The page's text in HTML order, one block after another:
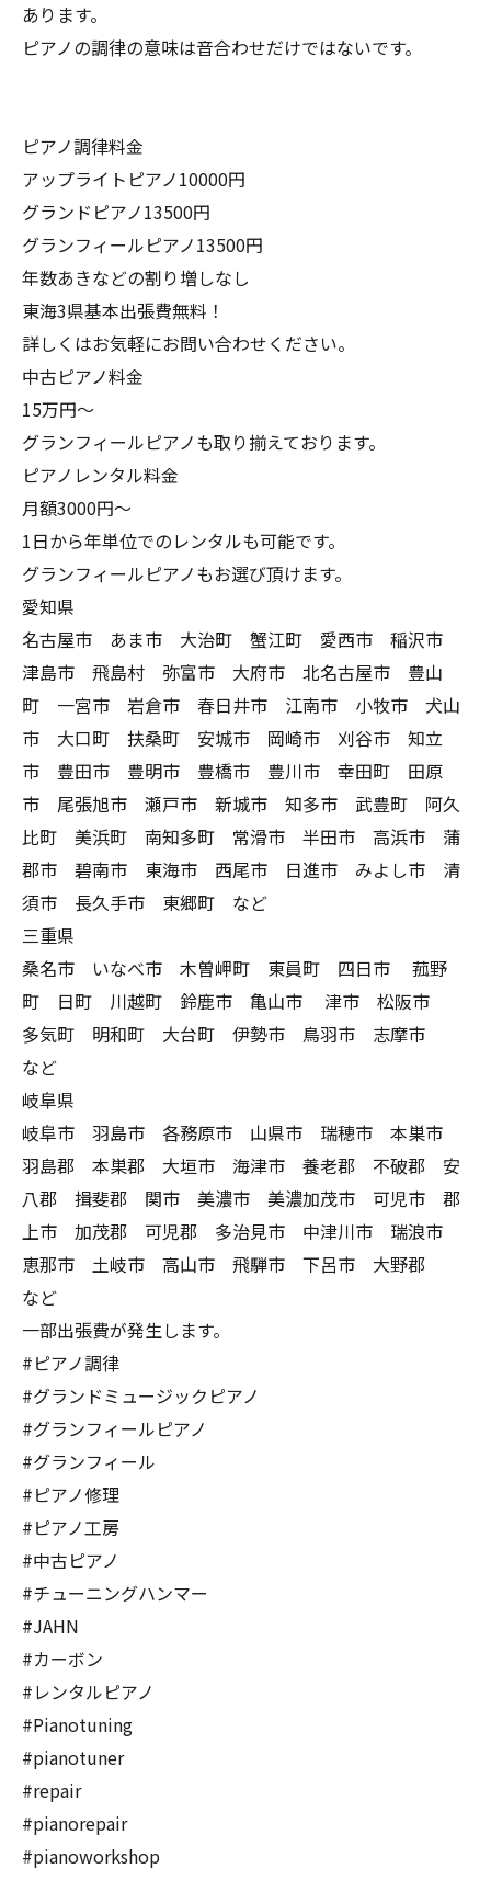
あります。
ピアノの調律の意味は音合わせだけではないです。
ピアノ調律料金
アップライトピアノ10000円
グランドピアノ13500円
グランフィールピアノ13500円
年数あきなどの割り増しなし
東海3県基本出張費無料！
詳しくはお気軽にお問い合わせください。
中古ピアノ料金
15万円〜
グランフィールピアノも取り揃えております。
ピアノレンタル料金
月額3000円〜
1日から年単位でのレンタルも可能です。
グランフィールピアノもお選び頂けます。
愛知県
名古屋市 あま市 大治町 蟹江町 愛西市 稲沢市
津島市 飛島村 弥富市 大府市 北名古屋市 豊山
町 一宮市 岩倉市 春日井市 江南市 小牧市 犬山
市 大口町 扶桑町 安城市 岡崎市 刈谷市 知立
市 豊田市 豊明市 豊橋市 豊川市 幸田町 田原
市 尾張旭市 瀬戸市 新城市 知多市 武豊町 阿久
比町 美浜町 南知多町 常滑市 半田市 高浜市 蒲
郡市 碧南市 東海市 西尾市 日進市 みよし市 清
須市 長久手市 東郷町 など
三重県
桑名市 いなべ市 木曽岬町 東員町 四日市 菰野
町 日町 川越町 鈴鹿市 亀山市 津市 松阪市
多気町 明和町 大台町 伊勢市 鳥羽市 志摩市
など
岐阜県
岐阜市 羽島市 各務原市 山県市 瑞穂市 本巣市
羽島郡 本巣郡 大垣市 海津市 養老郡 不破郡 安
八郡 揖斐郡 関市 美濃市 美濃加茂市 可児市 郡
上市 加茂郡 可児郡 多治見市 中津川市 瑞浪市
恵那市 土岐市 高山市 飛騨市 下呂市 大野郡
など
一部出張費が発生します。
#ピアノ調律
#グランドミュージックピアノ
#グランフィールピアノ
#グランフィール
#ピアノ修理
#ピアノ工房
#中古ピアノ
#チューニングハンマー
#JAHN
#カーボン
#レンタルピアノ
#Pianotuning
#pianotuner
#repair
#pianorepair
#pianoworkshop